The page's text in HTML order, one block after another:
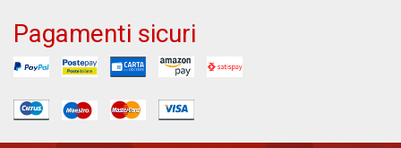
Pagamenti sicuri